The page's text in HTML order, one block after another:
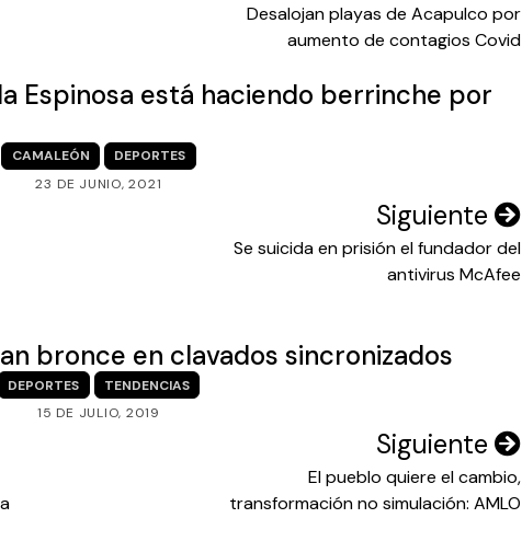
Desalojan playas de Acapulco por
aumento de contagios Covid
Espinosa está haciendo berrinche por
CAMALEÓN
DEPORTES
23 DE JUNIO, 2021
Siguiente
Se suicida en prisión el fundador del
antivirus McAfee
bronce en clavados sincronizados
DEPORTES
TENDENCIAS
15 DE JULIO, 2019
Siguiente
El pueblo quiere el cambio,
transformación no simulación: AMLO